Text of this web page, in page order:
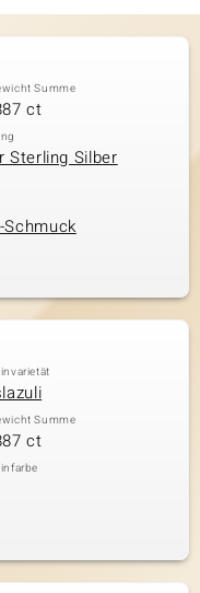
Summe
ct
Sterling Silber
Schmuck
Summe
ct